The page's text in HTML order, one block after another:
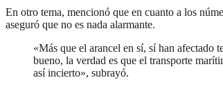
En otro tema, mencionó que en cuanto a los
aseguró que no es nada alarmante.
«Más que el arancel en sí, sí han afectado
bueno, la verdad es que el transporte
así incierto», subrayó.